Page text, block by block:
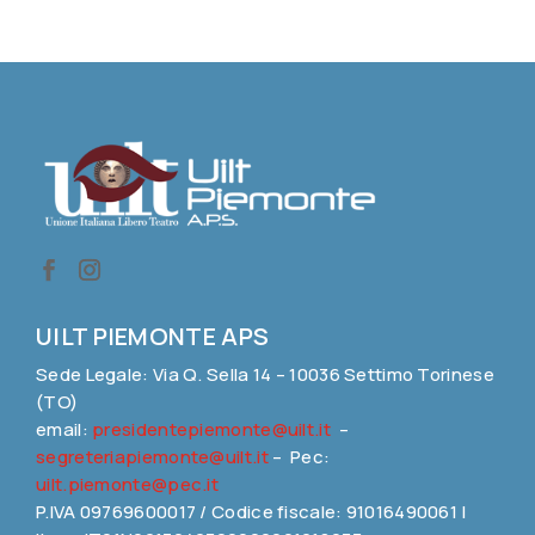
UILT PIEMONTE APS
Sede Legale: Via Q. Sella 14 – 10036 Settimo Torinese
(TO)
email: presidentepiemonte@uilt.it–
segreteriapiemonte@uilt.it– Pec:
uilt.piemonte@pec.it
P.IVA 09769600017 / Codice fiscale: 91016490061 |